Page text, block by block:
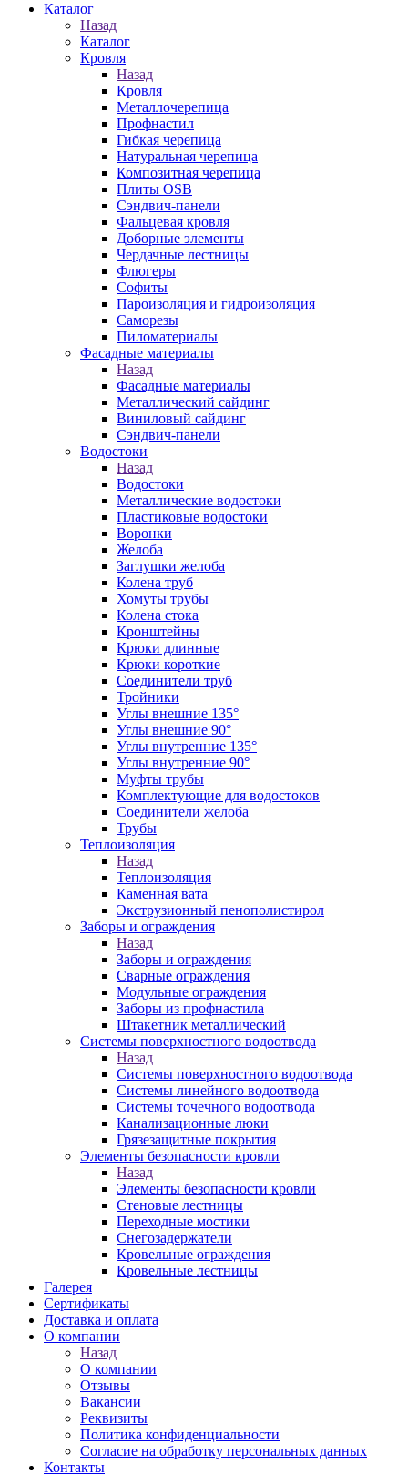
Каталог
Назад
Каталог
Кровля
Назад
Кровля
Металлочерепица
Профнастил
Гибкая черепица
Натуральная черепица
Композитная черепица
Плиты OSB
Сэндвич-панели
Фальцевая кровля
Доборные элементы
Чердачные лестницы
Флюгеры
Софиты
Пароизоляция и гидроизоляция
Саморезы
Пиломатериалы
Фасадные материалы
Назад
Фасадные материалы
Металлический сайдинг
Виниловый сайдинг
Сэндвич-панели
Водостоки
Назад
Водостоки
Металлические водостоки
Пластиковые водостоки
Воронки
Желоба
Заглушки желоба
Колена труб
Хомуты трубы
Колена стока
Кронштейны
Крюки длинные
Крюки короткие
Соединители труб
Тройники
Углы внешние 135°
Углы внешние 90°
Углы внутренние 135°
Углы внутренние 90°
Муфты трубы
Комплектующие для водостоков
Соединители желоба
Трубы
Теплоизоляция
Назад
Теплоизоляция
Каменная вата
Экструзионный пенополистирол
Заборы и ограждения
Назад
Заборы и ограждения
Сварные ограждения
Модульные ограждения
Заборы из профнастила
Штакетник металлический
Системы поверхностного водоотвода
Назад
Системы поверхностного водоотвода
Системы линейного водоотвода
Системы точечного водоотвода
Канализационные люки
Грязезащитные покрытия
Элементы безопасности кровли
Назад
Элементы безопасности кровли
Стеновые лестницы
Переходные мостики
Снегозадержатели
Кровельные ограждения
Кровельные лестницы
Галерея
Сертификаты
Доставка и оплата
О компании
Назад
О компании
Отзывы
Вакансии
Реквизиты
Политика конфиденциальности
Согласие на обработку персональных данных
Контакты